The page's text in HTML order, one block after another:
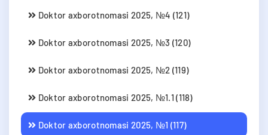
Doktor axborotnomasi 2025, №4 (121)
Doktor axborotnomasi 2025, №3 (120)
Doktor axborotnomasi 2025, №2 (119)
Doktor axborotnomasi 2025, №1.1 (118)
Doktor axborotnomasi 2025, №1 (117)